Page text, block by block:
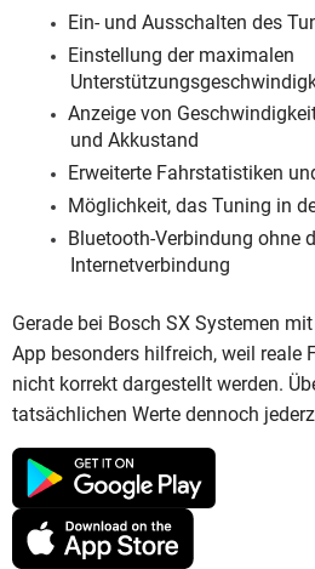
Ein- und Ausschalten des
Einstellung der maximalen
Anzeige von
und Akkustand
Erweiterte Fahrstatistiken
Möglichkeit, das Tuning in
Bluetooth-Verbindung ohne
Internetverbindung
Gerade bei Bosch SX Systemen
App besonders hilfreich, weil reale
nicht korrekt dargestellt werden.
tatsächlichen Werte dennoch